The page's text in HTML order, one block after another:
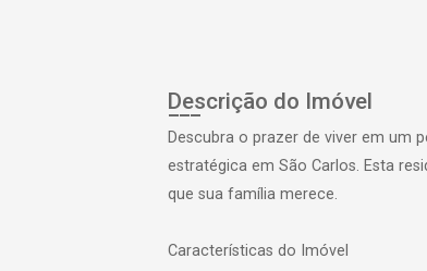
Descrição do Imóvel
Descubra o prazer de viver em um
estratégica em São Carlos. Esta
que sua família merece.
Características do Imóvel